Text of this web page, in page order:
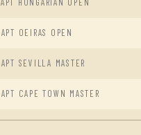
APT HUNGARIAN OPEN
APT OEIRAS OPEN
APT SEVILLA MASTER
APT CAPE TOWN MASTER